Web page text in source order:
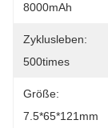
8000mAh
Zyklusleben:
500times
Größe:
7.5*65*121mm